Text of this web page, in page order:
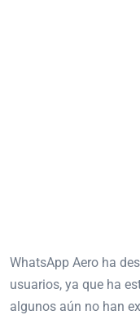
WhatsApp Aero ha
usuarios, ya que ha
algunos aún no han